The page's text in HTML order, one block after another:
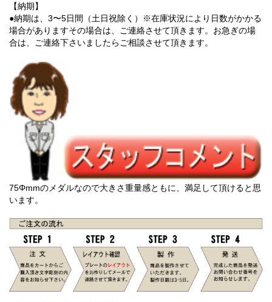
【納期】
●納期は、3〜5日間（土日祝除く）※在庫状況により日数がかかる
場合がありますその場合は、ご連絡させて頂きます。お急ぎの場
合は、ご連絡下さいましたらご相談させて頂きます。
75Φmmのメダルなので大きさ重量感ともに、満足して頂けると思
います。